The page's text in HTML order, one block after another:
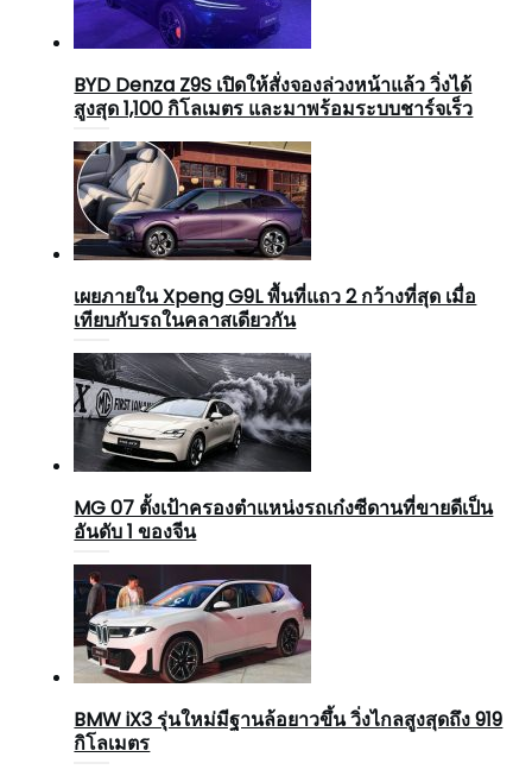
BYD Denza Z9S เปิดให้สั่งจองล่วงหน้าแล้ว วิ่งได้
สูงสุด 1,100 กิโลเมตร และมาพร้อมระบบชาร์จเร็ว
เผยภายใน Xpeng G9L พื้นที่แถว 2 กว้างที่สุด เมื่อ
เทียบกับรถในคลาสเดียวกัน
MG 07 ตั้งเป้าครองตำแหน่งรถเก๋งซีดานที่ขายดีเป็น
อันดับ 1 ของจีน
BMW iX3 รุ่นใหม่มีฐานล้อยาวขึ้น วิ่งไกลสูงสุดถึง 919
กิโลเมตร